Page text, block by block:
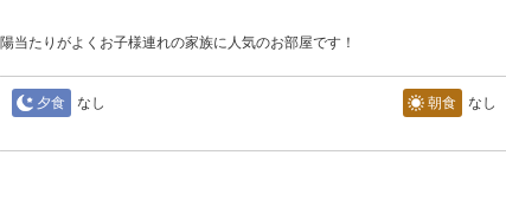
陽当たりがよくお子様連れの家族に人気のお部屋です！
夕食 なし 朝食 なし